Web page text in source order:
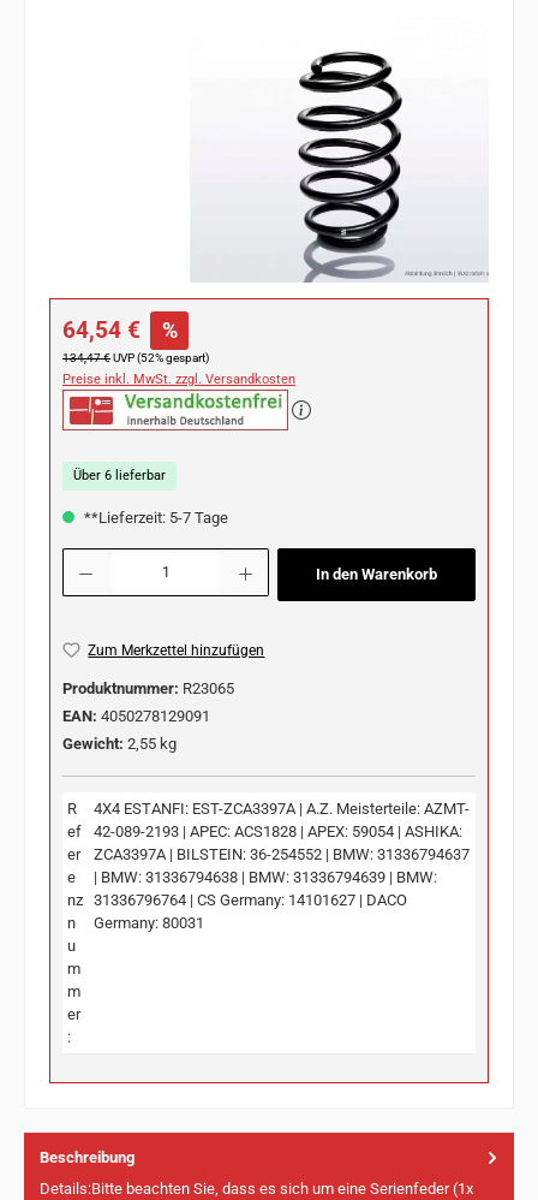
Verkaufspreis:
64,54 € %
Regulärer Preis:
134,47 €UVP (52% gespart)
Preise inkl. MwSt. zzgl. Versandkosten
Über 6 lieferbar
**Lieferzeit: 5-7 Tage
Produkt Anzahl: Gib den gewünschten Wert ein oder benutze die Schaltflächen
In den Warenkorb
Zum Merkzettel hinzufügen
Produktnummer: R23065
EAN: 4050278129091
Gewicht: 2,55 kg
R
ef
er
e
nz
n
u
m
m
er
:
4X4 ESTANFI: EST-ZCA3397A | A.Z. Meisterteile: AZMT-
42-089-2193 | APEC: ACS1828 | APEX: 59054 | ASHIKA:
ZCA3397A | BILSTEIN: 36-254552 | BMW: 31336794637
| BMW: 31336794638 | BMW: 31336794639 | BMW:
31336796764 | CS Germany: 14101627 | DACO
Germany: 80031
Beschreibung
Details:Bitte beachten Sie, dass es sich um eine Serienfeder (1x